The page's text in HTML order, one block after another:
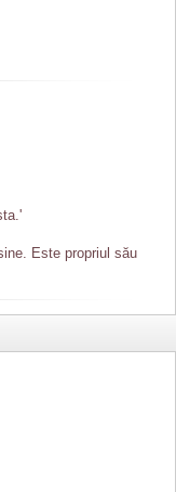
Este propriul său